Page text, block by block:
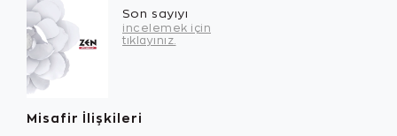
Son sayıyı
incelemek için
tıklayınız.
Misafir İlişkileri